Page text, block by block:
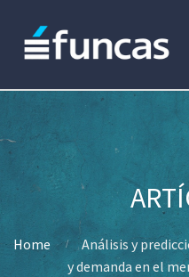
Home
Análisis y
y demanda en el